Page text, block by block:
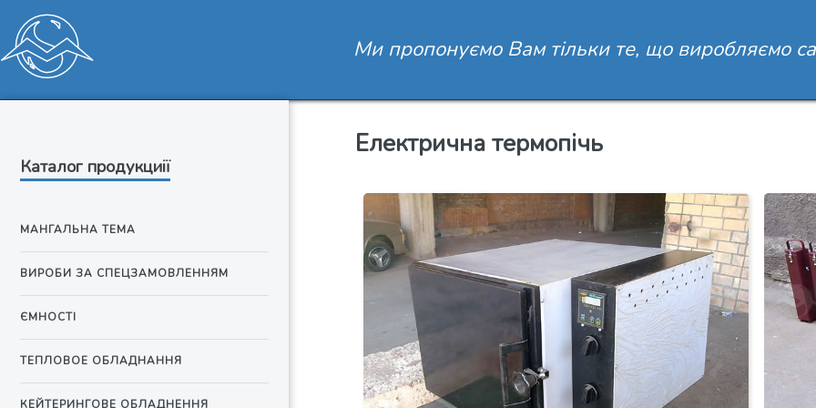
Ми пропонуємо Вам тільки те, що виробляємо
Електрична термопічь
Каталог продукциії
МАНГАЛЬНА ТЕМА
ВИРОБИ ЗА СПЕЦЗАМОВЛЕННЯМ
ЄМНОСТІ
ТЕПЛОВОЕ ОБЛАДНАННЯ
КЕЙТЕРИНГОВЕ ОБЛАДНЕННЯ